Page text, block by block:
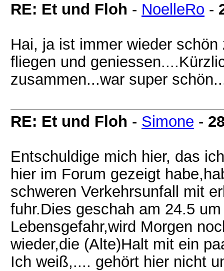
RE: Et und Floh - NoelleRo -
Hai, ja ist immer wieder
fliegen und
zusammen...war super
RE: Et und Floh - Simone -
Entschuldige mich hier, das
hier im Forum gezeigt
schweren Verkehrsunfall mit
fuhr.Dies geschah am 24.5
Lebensgefahr,wird Morgen
wieder,die (Alte)Halt mit ein
Ich weiß,.... gehört hier nicht